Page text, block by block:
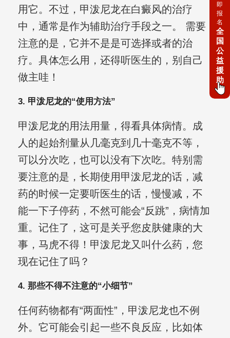
用它。不过，甲泼尼龙在白癜风的治疗
中，通常是作为辅助治疗手段之一。 需要
注意的是，它并不是是可选择或者的治
疗。具体怎么用，还得听医生的，别自己
做主哇！
3. 甲泼尼龙的“使用方法”
甲泼尼龙的用法用量，得看具体病情。成
人的起始剂量从几毫克到几十毫克不等，
可以分次吃，也可以没有下次吃。特别需
要注意的是，长期使用甲泼尼龙的话，减
药的时候一定要听医生的话，慢慢减，不
能一下子停药，不然可能会“反跳”，病情加
重。记住了，这可是关乎您皮肤健康的大
事，马虎不得！甲泼尼龙又叫什么药，您
现在记住了吗？
4. 那些不得不注意的“小细节”
任何药物都有“两面性”，甲泼尼龙也不例
外。它可能会引起一些不良反应，比如体
即
报
名
全
国
公
益
援
助